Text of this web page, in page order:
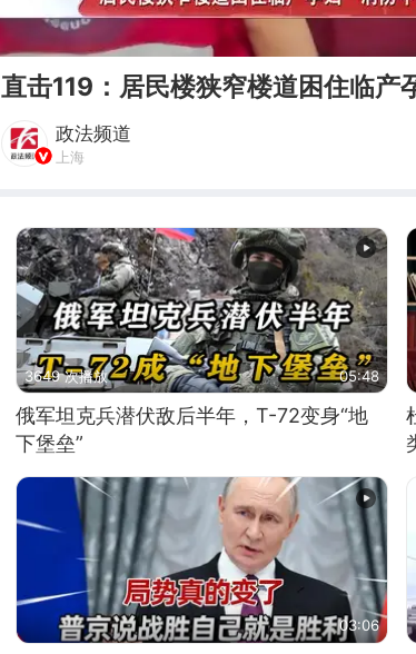
直击119：居民楼狭窄楼道困住临产
政法频道
上海
3649 次播放 05:48
俄军坦克兵潜伏敌后半年，T-72变身“地
下堡垒”
03:06